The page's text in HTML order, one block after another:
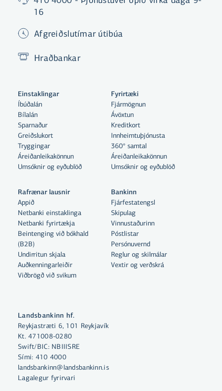
Með því að smella á „Leyfa allar“
samþykkir þú notkun á vefkökum
til þess að auka virkni vefsins,
greina vefnotkun og aðstoða við
Velja vefkökur
16
Afgreiðslutímar útibúa
Hraðbankar
Landsbankinn hf.
Reykjastræti 6, 101 Reykjavík
Kt. 471008-0280
Swift/BIC: NBIIISRE
Sími: 410 4000
landsbankinn@landsbankinn.is
Lagalegur fyrirvari
Einstaklingar
Íbúðalán
Bílalán
Sparnaður
Greiðslukort
Tryggingar
Áreiðanleikakönnun
Umsóknir og eyðublöð
Fyrirtæki
Fjármögnun
Ávöxtun
Kreditkort
Innheimtuþjónusta
360° samtal
Áreiðanleikakönnun
Umsóknir og eyðublöð
Rafrænar lausnir
Appið
Netbanki einstaklinga
Netbanki fyrirtækja
Beintenging við bókhald
(B2B)
Undirritun skjala
Auðkenningarleiðir
Viðbrögð við svikum
Bankinn
Fjárfestatengsl
Skipulag
Vinnustaðurinn
Póstlistar
Persónuvernd
Reglur og skilmálar
Vextir og verðskrá